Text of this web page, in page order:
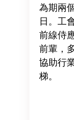
為期兩
日。工
前線侍
前輩，
協助行
梯。